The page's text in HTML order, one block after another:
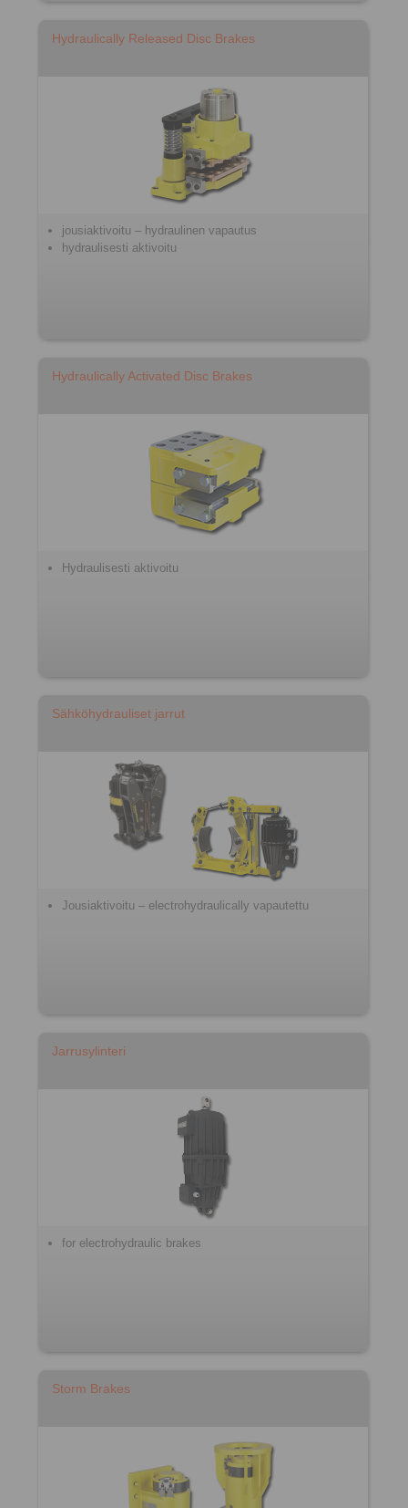
Hydraulically Released Disc Brakes
jousiaktivoitu – hydraulinen vapautus
hydraulisesti aktivoitu
Hydraulically Activated Disc Brakes
Hydraulisesti aktivoitu
Sähköhydrauliset jarrut
Jousiaktivoitu – electrohydraulically vapautettu
Jarrusylinteri
for electrohydraulic brakes
Storm Brakes